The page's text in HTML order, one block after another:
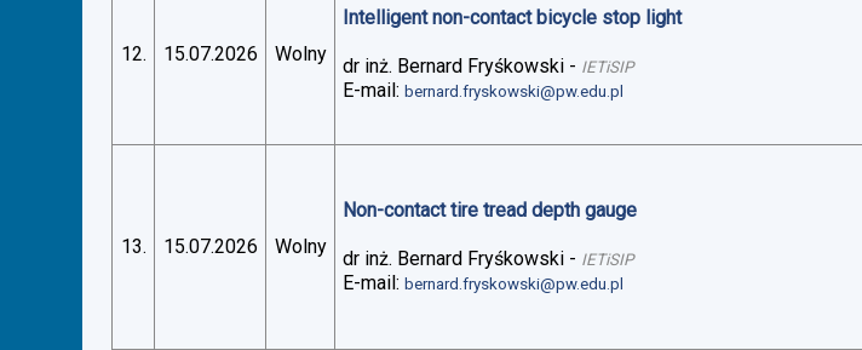
12. 15.07.2026 Wolny
Intelligent non-contact bicycle stop light
dr inż. Bernard Fryśkowski - IETiSIP
E-mail:bernard.fryskowski@pw.edu.pl
13. 15.07.2026 Wolny
Non-contact tire tread depth gauge
dr inż. Bernard Fryśkowski - IETiSIP
E-mail:bernard.fryskowski@pw.edu.pl